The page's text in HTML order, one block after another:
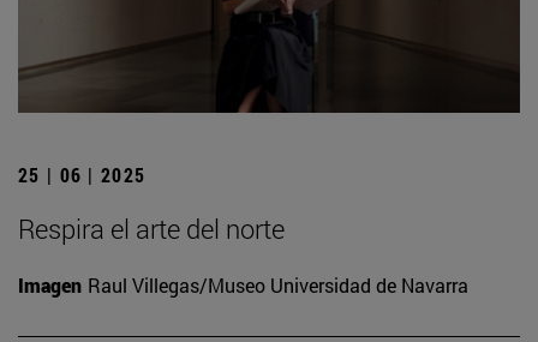
25 | 06 | 2025
Respira el arte del norte
Imagen Raul Villegas/Museo Universidad de Navarra